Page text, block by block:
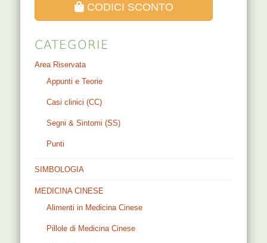
CODICI SCONTO
CATEGORIE
Area Riservata
Appunti e Teorie
Casi clinici (CC)
Segni & Sintomi (SS)
Punti
SIMBOLOGIA
MEDICINA CINESE
Alimenti in Medicina Cinese
Pillole di Medicina Cinese